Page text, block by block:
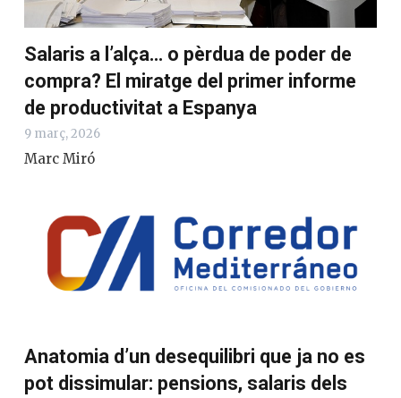
Salaris a l’alça… o pèrdua de poder de
compra? El miratge del primer informe
de productivitat a Espanya
9 març, 2026
Marc Miró
Anatomia d’un desequilibri que ja no es
pot dissimular: pensions, salaris dels